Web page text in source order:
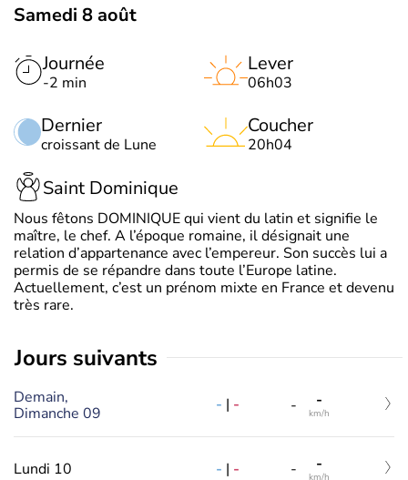
Samedi 8 août
Journée
-2 min
Dernier
croissant de Lune
Lever
06h03
Coucher
20h04
Saint Dominique
Nous fêtons DOMINIQUE qui vient du latin et signifie le
maître, le chef. A l’époque romaine, il désignait une
relation d’appartenance avec l’empereur. Son succès lui a
permis de se répandre dans toute l’Europe latine.
Actuellement, c’est un prénom mixte en France et devenu
très rare.
jours suivants
Demain,
Dimanche 09
- | - - -
km/h
Lundi 10 - | - - -
km/h